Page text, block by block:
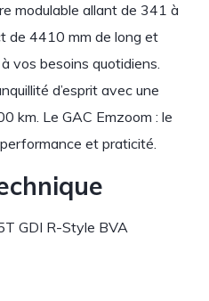
modulable allant de 341 à
de 4410 mm de long et
vos besoins quotidiens.
d’esprit avec une
km. Le GAC Emzoom : le
et praticité.
GDI R-Style BVA